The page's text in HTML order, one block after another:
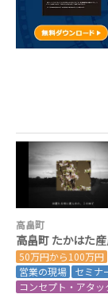
高畠町
高畠町 たかはた
50万円から100万円
営業の現場
セミナ
コンセプト・アタッ